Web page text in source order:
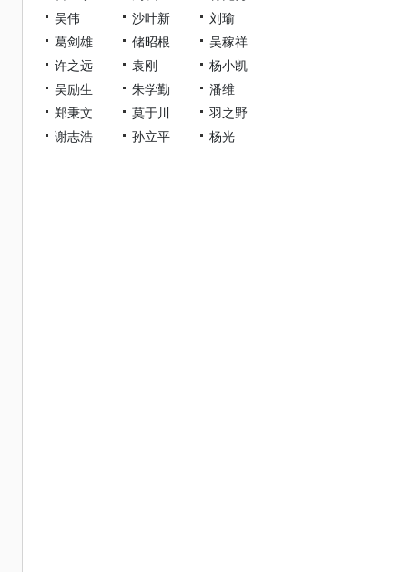
吴伟
沙叶新
刘瑜
葛剑雄
储昭根
吴稼祥
许之远
袁刚
杨小凯
吴励生
朱学勤
潘维
郑秉文
莫于川
羽之野
谢志浩
孙立平 杨光